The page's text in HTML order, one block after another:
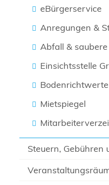
eBürgerservice
Anregungen &
Abfall &
Einsichtsstelle
Bodenrichtwerte
Mietspiegel
Steuern, Gebühren